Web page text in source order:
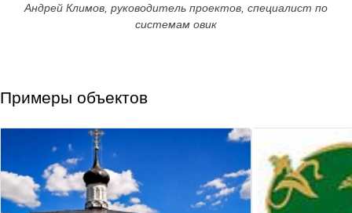
Андрей Климов, руководитель проектов, специалист по
системам овик
Примеры объектов